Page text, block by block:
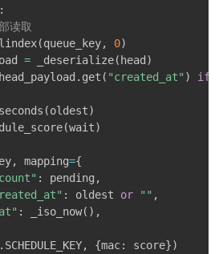
:
读取
lindex(queue_key, 0)
= _deserialize(head)
. get ( "created_at" ) if
(oldest)
(wait)
, mapping={
: pending ,
: oldest or "" ,
: _iso_now( ) ,
. SCHEDULE_KEY, {mac: score})